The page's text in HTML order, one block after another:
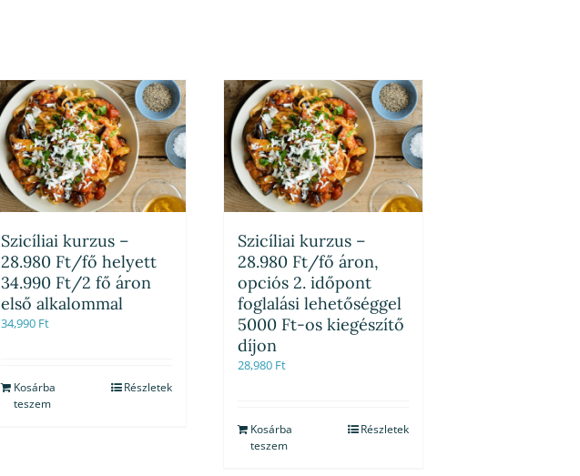
Szicíliai kurzus –
28.980 Ft/fő helyett
34.990 Ft/2 fő áron
első alkalommal
34,990 Ft
Kosárba
teszem
Részletek
Szicíliai kurzus –
28.980 Ft/fő áron,
opciós 2. időpont
foglalási lehetőséggel
5000 Ft-os kiegészítő
díjon
28,980 Ft
Kosárba
teszem
Részletek